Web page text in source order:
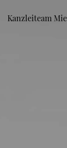
Kanzleiteam